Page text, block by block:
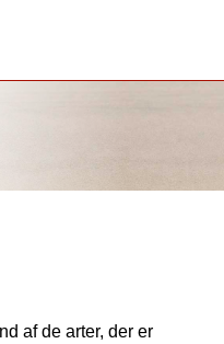
af de arter, der er